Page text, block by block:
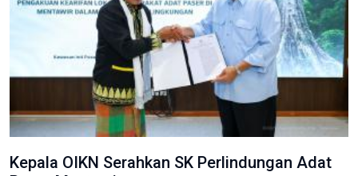
Kepala OIKN Serahkan SK Perlindungan Adat